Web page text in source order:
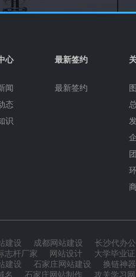
心
闻
态
识
最新签约
最新签约
建设 成都网站建设 长沙代办
志杆厂家 网站设计 大学毕业证
建设 石家庄网站建设 换链神器
名 石家庄网站制作 攻关学习网